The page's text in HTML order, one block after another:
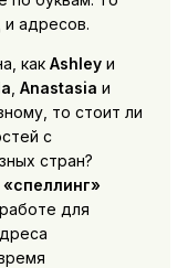
и адресов.
как Ashleyи
Anastasia и
то стоит ли
с
стран?
«спеллинг»
для